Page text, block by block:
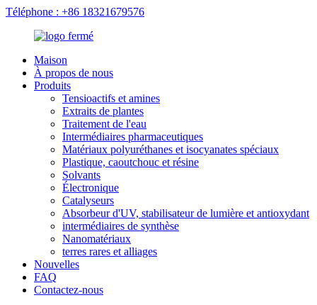
Téléphone : +86 18321679576
Maison
À propos de nous
Produits
Tensioactifs et amines
Extraits de plantes
Traitement de l'eau
Intermédiaires pharmaceutiques
Matériaux polyuréthanes et isocyanates spéciaux
Plastique, caoutchouc et résine
Solvants
Électronique
Catalyseurs
Absorbeur d'UV, stabilisateur de lumière et antioxydant
intermédiaires de synthèse
Nanomatériaux
terres rares et alliages
Nouvelles
FAQ
Contactez-nous